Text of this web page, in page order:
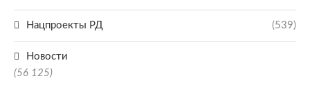
Нацпроекты РД (539)
Новости
(56 125)